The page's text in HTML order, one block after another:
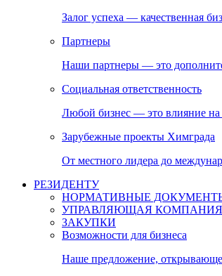
Залог успеха — качественная
Партнеры
Наши партнеры — это
Социальная ответственность
Любой бизнес — это влияние
Зарубежные проекты Химграда
От местного лидера до
РЕЗИДЕНТУ
НОРМАТИВНЫЕ
УПРАВЛЯЮЩАЯ КОМПАНИЯ
ЗАКУПКИ
Возможности для бизнеса
Наше предложение,